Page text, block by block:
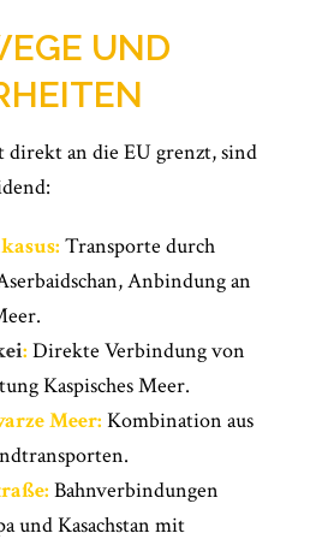
UND
direkt an die EU grenzt, sind
Transporte durch
Anbindung an
: Direkte Verbindung von
Kaspisches Meer.
Meer: Kombination aus
Bahnverbindungen
und Kasachstan mit